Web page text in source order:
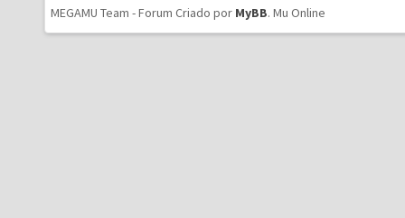
MEGAMU Team - Forum Criado por MyBB. Mu Online